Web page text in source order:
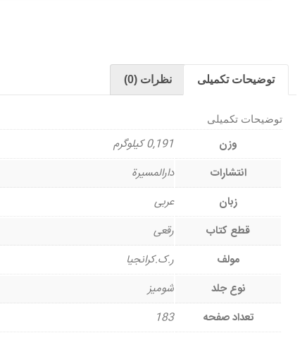
توضیحات تکمیلی نظرات (0)
توضیحات تکمیلی
وزن
0,191 کیلوگرم
انتشارات
دارالمسیرة
زبان
عربی
قطع کتاب
رقعی
مولف
ر.ک.کرانجیا
نوع جلد
شومیز
تعداد صفحه
183